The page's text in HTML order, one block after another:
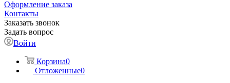
Оформление заказа
Контакты
Заказать звонок
Задать вопрос
Войти
Корзина0
Отложенные0